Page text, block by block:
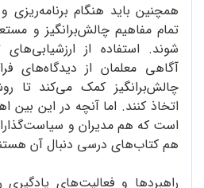
همچنین باید هنگام
تمام مفاهیم چالش‌برانگیز و
شوند. استفاده از
آگاهی معلمان از دیدگاه‌های
چالش‌برانگیز کمک می‌کند تا
اتخاذ کنند. اما آنچه در این بین
است که هم مدیران و
هم کتاب‌های درسی دنبال آن
راهبردها و فعالیت‌های یادگیری